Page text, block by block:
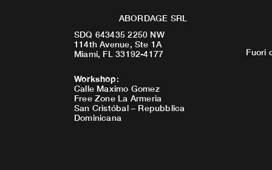
ABORDAGE SRL
SDQ 643435 2250 NW
114th Avenue, Ste 1A
Miami, FL 33192-4177
Workshop:
Calle Maximo Gomez
Free Zone La Armeria
San Cristóbal – Repubblica
Dominicana
Fuori